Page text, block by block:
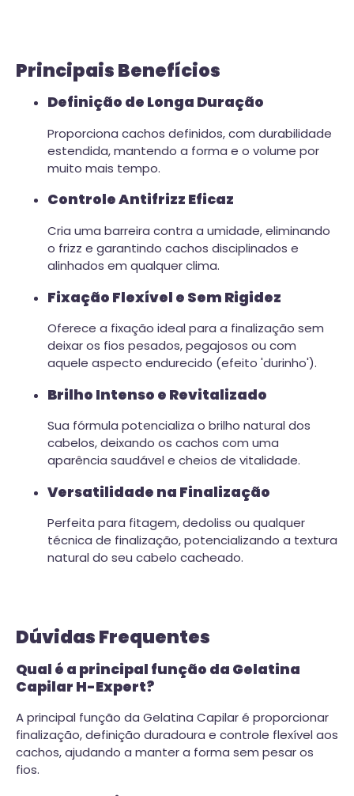
Principais Benefícios
Definição de Longa Duração
Proporciona cachos definidos, com durabilidade
estendida, mantendo a forma e o volume por
muito mais tempo.
Controle Antifrizz Eficaz
Cria uma barreira contra a umidade, eliminando
o frizz e garantindo cachos disciplinados e
alinhados em qualquer clima.
Fixação Flexível e Sem Rigidez
Oferece a fixação ideal para a finalização sem
deixar os fios pesados, pegajosos ou com
aquele aspecto endurecido (efeito 'durinho').
Brilho Intenso e Revitalizado
Sua fórmula potencializa o brilho natural dos
cabelos, deixando os cachos com uma
aparência saudável e cheios de vitalidade.
Versatilidade na Finalização
Perfeita para fitagem, dedoliss ou qualquer
técnica de finalização, potencializando a textura
natural do seu cabelo cacheado.
Dúvidas Frequentes
Qual é a principal função da Gelatina
Capilar H-Expert?
A principal função da Gelatina Capilar é proporcionar
finalização, definição duradoura e controle flexível aos
cachos, ajudando a manter a forma sem pesar os
fios.